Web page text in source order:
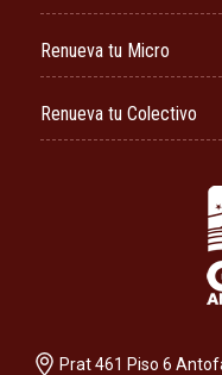
Renueva tu Micro
Renueva tu Colectivo
Prat 461 Piso 6